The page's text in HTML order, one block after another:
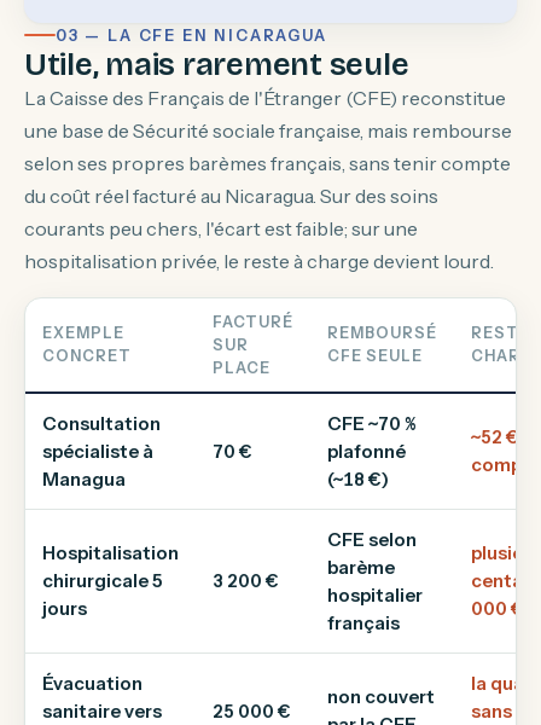
03 — LA CFE EN NICARAGUA
Utile, mais rarement seule
La Caisse des Français de l'Étranger (CFE) reconstitue
une base de Sécurité sociale française, mais rembourse
selon ses propres barèmes français, sans tenir compte
du coût réel facturé au Nicaragua. Sur des soins
courants peu chers, l'écart est faible; sur une
hospitalisation privée, le reste à charge devient lourd.
EXEMPLE
CONCRET
FACTURÉ
SUR
PLACE
REMBOURSÉ
CFE SEULE
RESTE
Consultation
spécialiste à
Managua
70 €
CFE ~70 %
plafonné
(~18 €)
~52 €
Hospitalisation
chirurgicale 5
jours
3 200 €
CFE selon
barème
hospitalier
français
000 €+
Évacuation
sanitaire vers
25 000 €
non couvert
la
sans